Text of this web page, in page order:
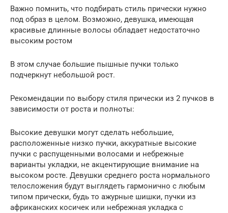
Важно помнить, что подбирать стиль прически нужно
под образ в целом. Возможно, девушка, имеющая
красивые длинные волосы обладает недостаточно
высоким ростом
В этом случае большие пышные пучки только
подчеркнут небольшой рост.
Рекомендации по выбору стиля прически из 2 пучков в
зависимости от роста и полноты:
Высокие девушки могут сделать небольшие,
расположенные низко пучки, аккуратные высокие
пучки с распущенными волосами и небрежные
варианты укладки, не акцентирующие внимание на
высоком росте. Девушки среднего роста нормального
телосложения будут выглядеть гармонично с любым
типом прически, будь то ажурные шишки, пучки из
африканских косичек или небрежная укладка с